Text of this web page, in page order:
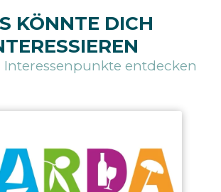
KÖNNTE DICH
entdecken